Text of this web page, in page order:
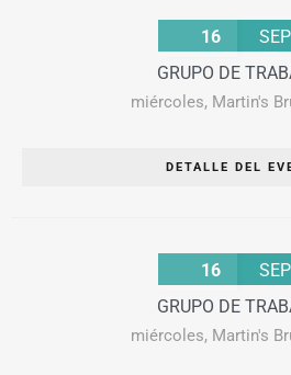
16
SEP
GRUPO DE
miércoles, Martin's
DETALLE DEL
16
SEP
GRUPO DE
miércoles, Martin's